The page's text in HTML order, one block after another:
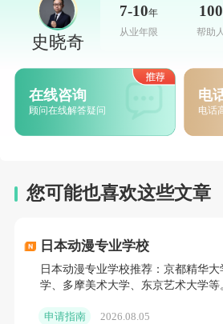
学科格局，研究生教育商业化程
府资助为主体。
毕业生去向
数据显示，2024-25年港大近
续深造。而在研究生方面，有
热评：立即咨询>>>
港大内地生占比持续走高，尽
稳妥!
史晓奇
7-10年
从业年限
100
帮助
在线咨询
顾问在线解答疑问
电
电话
您可能也喜欢这些文章
日本动漫专业学校
日本动漫专业学校推荐：京都精华
学、多摩美术大学、东京艺术大学等
申请指南 2026.08.05